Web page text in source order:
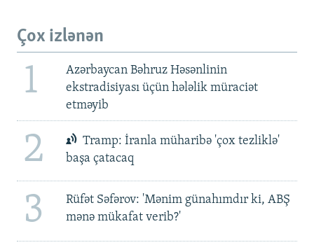
Çox izlənən
1
Azərbaycan Bəhruz Həsənlinin
ekstradisiyası üçün hələlik müraciət
etməyib
2
Tramp: İranla müharibə 'çox tezliklə'
başa çatacaq
3
Rüfət Səfərov: 'Mənim günahımdır ki, ABŞ
mənə mükafat verib?'